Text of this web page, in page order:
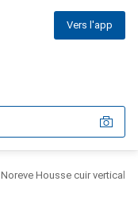
Vers l'app
Noreve Housse cuir vertical